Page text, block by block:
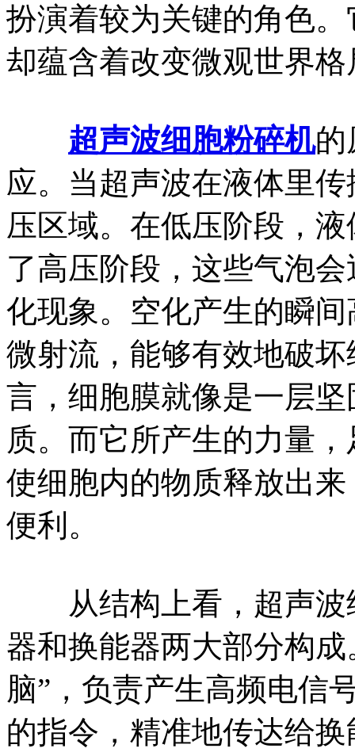
扮演着较为关键的角色
却蕴含着改变微观世界
超声波细胞粉碎机的
应。当超声波在液体里
压区域。在低压阶段，
了高压阶段，这些气泡
化现象。空化产生的瞬
微射流，能够有效地破
言，细胞膜就像是一层
质。而它所产生的力量
使细胞内的物质释放出
便利。
从结构上看，超声波
器和换能器两大部分构
脑”，负责产生高频电信
的指令，精准地传达给